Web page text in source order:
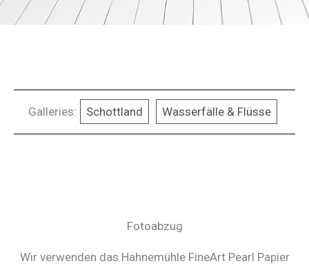
Galleries: Schottland Wasserfälle & Flüsse
Fotoabzug
Wir verwenden das Hahnemühle FineArt Pearl Papier